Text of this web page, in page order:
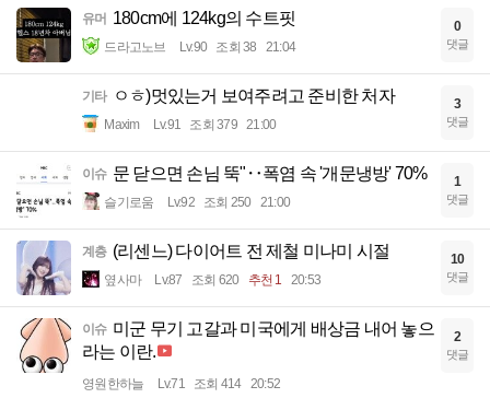
유머 180cm에 124kg의 수트핏
드라고노브 Lv.90 조회 38 21:04
0
댓글
기타 ㅇㅎ)멋있는거 보여주려고 준비한 처자
Maxim Lv.91 조회 379 21:00
3
댓글
이슈 문 닫으면 손님 뚝"‥폭염 속 '개문냉방' 70%
슬기로움 Lv.92 조회 250 21:00
1
댓글
계층 (리센느) 다이어트 전 제철 미나미 시절
옆사마 Lv.87 조회 620 추천 1 20:53
10
댓글
이슈 미군 무기 고갈과 미국에게 배상금 내어 놓으
라는 이란.
영원한하늘 Lv.71 조회 414 20:52
2
댓글